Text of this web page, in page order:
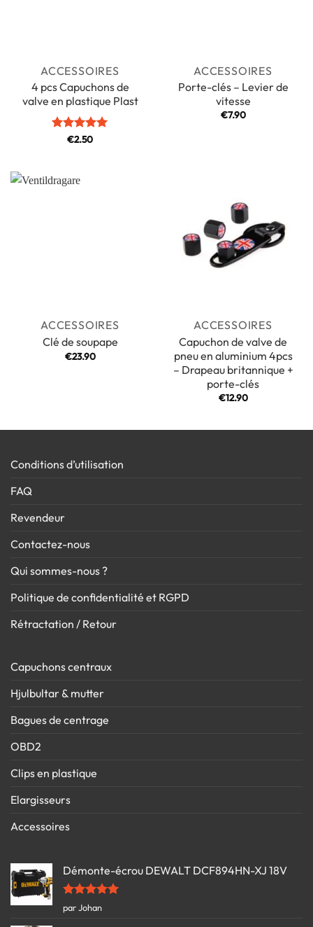
ACCESSOIRES
4 pcs Capuchons de
valve en plastique Plast
Note5sur
€2.50
ACCESSOIRES
Porte-clés – Levier de
vitesse
€7.90
ACCESSOIRES
Clé de soupape
€23.90
ACCESSOIRES
Capuchon de valve de
pneu en aluminium 4pcs
– Drapeau britannique +
porte-clés
€12.90
Conditions d’utilisation
FAQ
Revendeur
Contactez-nous
Qui sommes-nous ?
Politique de confidentialité et RGPD
Rétractation / Retour
Capuchons centraux
Hjulbultar & mutter
Bagues de centrage
OBD2
Clips en plastique
Elargisseurs
Accessoires
Démonte-écrou DEWALT DCF894HN-XJ 18V
Note5sur
5
par Johan